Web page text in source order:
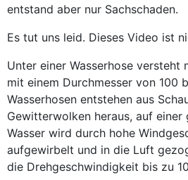
entstand aber nur Sachschaden.
Es tut uns leid. Dieses Video ist
Unter einer Wasserhose versteht
mit einem Durchmesser von 100
Wasserhosen entstehen aus
Gewitterwolken heraus, auf einer
Wasser wird durch hohe
aufgewirbelt und in die Luft
die Drehgeschwindigkeit bis zu